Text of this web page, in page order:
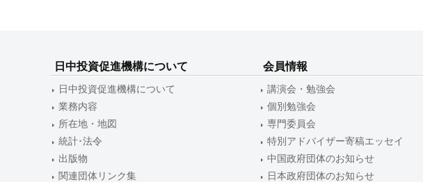
シ
ョ
ン
日中投資促進機構について
日中投資促進機構について
業務内容
所在地・地図
統計･法令
出版物
関連団体リンク集
会員情報
講演会・勉強会
個別勉強会
専門委員会
特別アドバイザー寄稿エッセイ
中国政府団体のお知らせ
日本政府団体のお知らせ